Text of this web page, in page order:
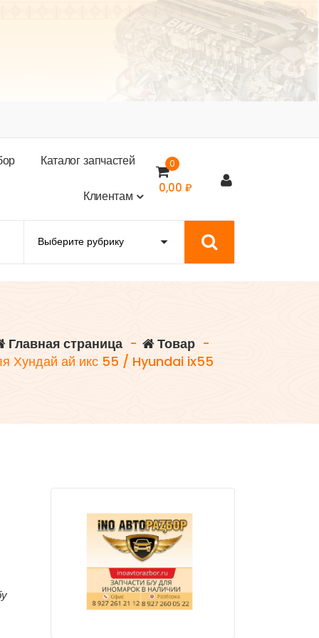
ор Каталогзапчастей
Клиентам
0
0,00 ₽
Главная страница - Товар -
Хундай ай икс 55 / Hyundai ix55